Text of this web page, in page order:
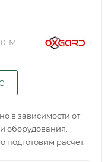
М
в зависимости от
оборудования.
подготовим расчет.